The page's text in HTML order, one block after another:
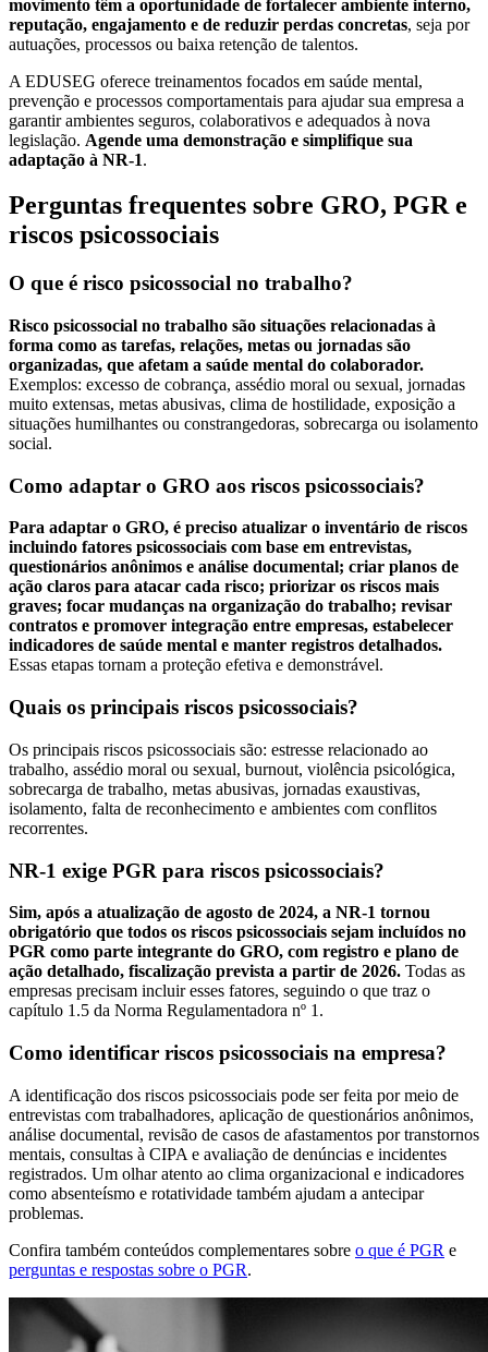
movimento têm a oportunidade de fortalecer ambiente interno,
reputação, engajamento e de reduzir perdas concretas, seja por
autuações, processos ou baixa retenção de talentos.
A EDUSEG oferece treinamentos focados em saúde mental,
prevenção e processos comportamentais para ajudar sua empresa a
garantir ambientes seguros, colaborativos e adequados à nova
legislação. Agende uma demonstração e simplifique sua
adaptação à NR-1.
Perguntas frequentes sobre GRO, PGR e
riscos psicossociais
O que é risco psicossocial no trabalho?
Risco psicossocial no trabalho são situações relacionadas à
forma como as tarefas, relações, metas ou jornadas são
organizadas, que afetam a saúde mental do colaborador.
Exemplos: excesso de cobrança, assédio moral ou sexual, jornadas
muito extensas, metas abusivas, clima de hostilidade, exposição a
situações humilhantes ou constrangedoras, sobrecarga ou isolamento
social.
Como adaptar o GRO aos riscos psicossociais?
Para adaptar o GRO, é preciso atualizar o inventário de riscos
incluindo fatores psicossociais com base em entrevistas,
questionários anônimos e análise documental; criar planos de
ação claros para atacar cada risco; priorizar os riscos mais
graves; focar mudanças na organização do trabalho; revisar
contratos e promover integração entre empresas, estabelecer
indicadores de saúde mental e manter registros detalhados.
Essas etapas tornam a proteção efetiva e demonstrável.
Quais os principais riscos psicossociais?
Os principais riscos psicossociais são: estresse relacionado ao
trabalho, assédio moral ou sexual, burnout, violência psicológica,
sobrecarga de trabalho, metas abusivas, jornadas exaustivas,
isolamento, falta de reconhecimento e ambientes com conflitos
recorrentes.
NR-1 exige PGR para riscos psicossociais?
Sim, após a atualização de agosto de 2024, a NR-1 tornou
obrigatório que todos os riscos psicossociais sejam incluídos no
PGR como parte integrante do GRO, com registro e plano de
ação detalhado, fiscalização prevista a partir de 2026. Todas as
empresas precisam incluir esses fatores, seguindo o que traz o
capítulo 1.5 da Norma Regulamentadora nº 1.
Como identificar riscos psicossociais na empresa?
A identificação dos riscos psicossociais pode ser feita por meio de
entrevistas com trabalhadores, aplicação de questionários anônimos,
análise documental, revisão de casos de afastamentos por transtornos
mentais, consultas à CIPA e avaliação de denúncias e incidentes
registrados. Um olhar atento ao clima organizacional e indicadores
como absenteísmo e rotatividade também ajudam a antecipar
problemas.
Confira também conteúdos complementares sobre o que é PGR e
perguntas e respostas sobre o PGR.